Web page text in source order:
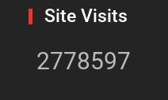
Site Visits
2778597